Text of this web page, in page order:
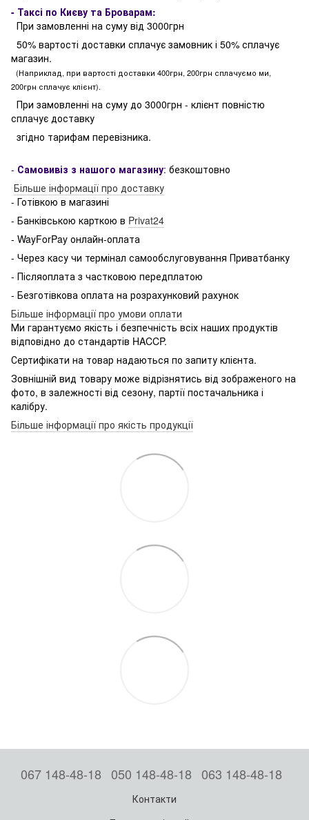
- Таксі по Києву та Броварам:
При замовленні на суму від 3000грн
50% вартості доставки сплачує замовник і 50% сплачує
магазин.
(Наприклад, при вартості доставки 400грн, 200грн сплачуємо ми,
200грн сплачує клієнт).
При замовленні на суму до 3000грн - клієнт повністю
сплачує доставку
згідно тарифам перевізника.
- Самовивіз з нашого магазину: безкоштовно
Більше інформації про доставку
- Готівкою в магазині
- Банківською карткою в Privat24
- WayForPay онлайн-оплата
- Через касу чи термінал самообслуговування Приватбанку
- Післяоплата з частковою передплатою
- Безготівкова оплата на розрахунковий рахунок
Більше інформації про умови оплати
Ми гарантуємо якість і безпечність всіх наших продуктів
відповідно до стандартів HACCP.
Сертифікати на товар надаються по запиту клієнта.
Зовнішній вид товару може відрізнятись від зображеного на
фото, в залежності від сезону, партії постачальника і
калібру.
Більше інформації про якість продукції
067 148-48-18 050 148-48-18 063 148-48-18
Контакти